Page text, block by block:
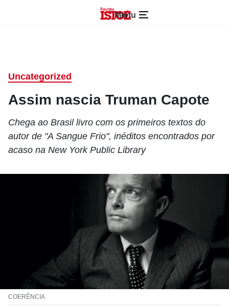
Menu
Uncategorized
Assim nascia Truman Capote
Chega ao Brasil livro com os primeiros textos do
autor de "A Sangue Frio", inéditos encontrados por
acaso na New York Public Library
COERÊNCIA